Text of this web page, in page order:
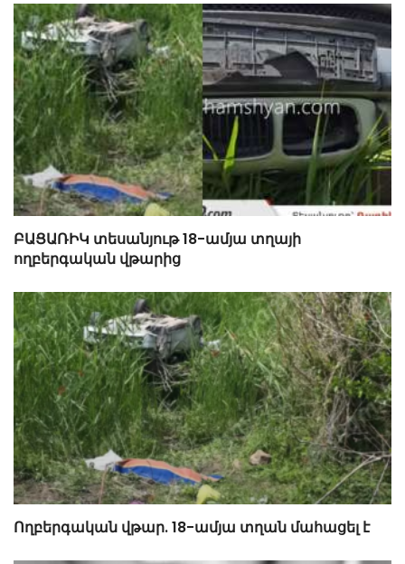
ԲԱՑԱՌԻԿ տեսանյութ 18-ամյա տղայի
ողբերգական վթարից
Ողբերգական վթար. 18-ամյա տղան մահացել է